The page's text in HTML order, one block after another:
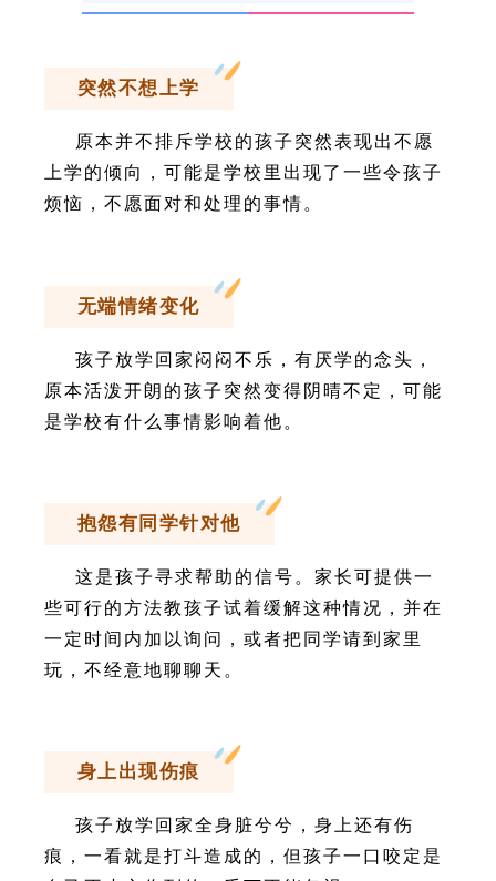
突然不想上学
原本并不排斥学校的孩子突然表现出不愿
上学的倾向，可能是学校里出现了一些令孩子
烦恼，不愿面对和处理的事情。
无端情绪变化
孩子放学回家闷闷不乐，有厌学的念头，
原本活泼开朗的孩子突然变得阴晴不定，可能
是学校有什么事情影响着他。
抱怨有同学针对他
这是孩子寻求帮助的信号。家长可提供一
些可行的方法教孩子试着缓解这种情况，并在
一定时间内加以询问，或者把同学请到家里
玩，不经意地聊聊天。
身上出现伤痕
孩子放学回家全身脏兮兮，身上还有伤
痕，一看就是打斗造成的，但孩子一口咬定是